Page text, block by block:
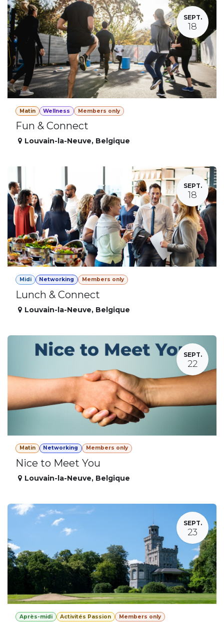
SEPT.
18
Matin Wellness Members only
Fun & Connect
Louvain-la-Neuve, Belgique
SEPT.
18
Midi Networking Members only
Lunch & Connect
Louvain-la-Neuve, Belgique
SEPT.
22
Matin Networking Members only
Nice to Meet You
Louvain-la-Neuve, Belgique
SEPT.
23
Après-midi Activités Passion Members only